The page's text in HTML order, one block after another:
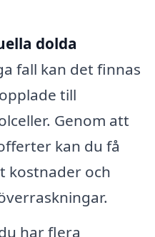
dolda
fall kan det finnas
till
Genom att
kan du få
kostnader och
har flera